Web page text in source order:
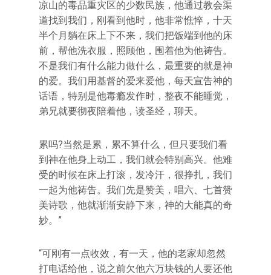
凉山的毒品重灾区的少数民族，他通过教会渠
道找到我们，刚看到他时，他非常憔悴，十天
半个月躺在床上下不来，我们把饭端到他的床
前，帮他洗衣服，照顾他，围着他为他祷告。
不是我们有什么能力做什么，最重要的就是神
的爱。我们用基督的爱来爱他，每天宣告神的
话语，特别是他毒瘾发作时，整夜不能睡觉，
弟兄就要彻夜陪着他，读圣经，聊天。
累吗?当然是累，累不算什么，但只要我们看
到神在他身上动工，我们就会特别高兴。他难
受的时候在床上打滚，发冷汗，很挣扎，我们
一起为他祷告。我们先是赞美，唱六、七首赞
美诗歌，他就渐渐安静下来，神的大能真的奇
妙。”
“可刚有一点收效，有一天，他的老家却忽然
打电话给他，说之前欠他六万块钱的人要还他